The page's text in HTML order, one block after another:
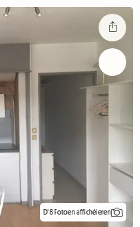
D'8 Fotoen affichéieren